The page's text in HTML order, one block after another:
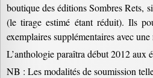
boutique des éditions Sombres Rets,
(le tirage estimé étant réduit). Ils
exemplaires supplémentaires avec
L’anthologie paraîtra début 2012 aux
NB : Les modalités de soumission